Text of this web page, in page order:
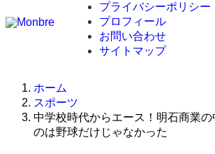
プライバシーポリシー
プロフィール
お問い合わせ
サイトマップ
ホーム
スポーツ
中学校時代からエース！明石商業
のは野球だけじゃなかった